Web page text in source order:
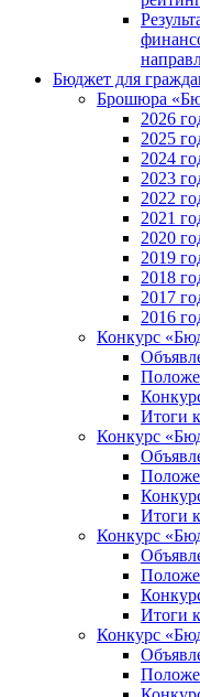
Бюджет для
Брошюра
2026
2025
2024
2023
2022
2021
2020
2019
2018
2017
2016
Конкурс
Итоги
Конкурс
Итоги
Конкурс
Итоги
Конкурс